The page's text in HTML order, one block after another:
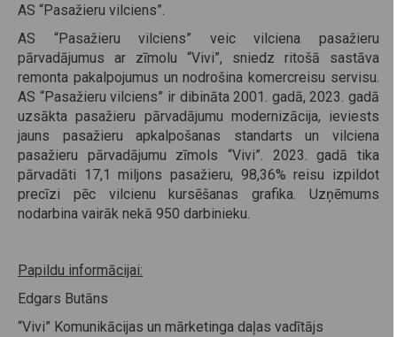
AS “Pasažieru vilciens”.
AS “Pasažieru vilciens” veic vilciena pasažieru
pārvadājumus ar zīmolu “Vivi”, sniedz ritošā sastāva
remonta pakalpojumus un nodrošina komercreisu servisu.
AS “Pasažieru vilciens” ir dibināta 2001. gadā, 2023. gadā
uzsākta pasažieru pārvadājumu modernizācija, ieviests
jauns pasažieru apkalpošanas standarts un vilciena
pasažieru pārvadājumu zīmols “Vivi”. 2023. gadā tika
pārvadāti 17,1 miljons pasažieru, 98,36% reisu izpildot
precīzi pēc vilcienu kursēšanas grafika. Uzņēmums
nodarbina vairāk nekā 950 darbinieku.
Papildu informācijai:
Edgars Butāns
“Vivi” Komunikācijas un mārketinga daļas vadītājs